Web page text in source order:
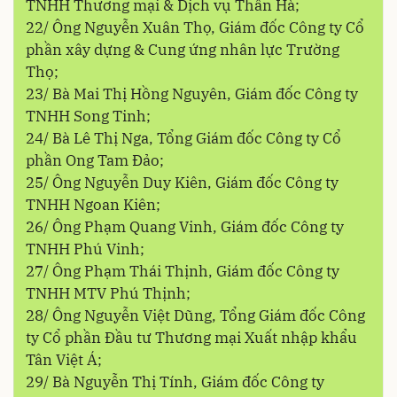
TNHH Thương mại & Dịch vụ Thân Hà;
22/ Ông Nguyễn Xuân Thọ, Giám đốc Công ty Cổ
phần xây dựng & Cung ứng nhân lực Trường
Thọ;
23/ Bà Mai Thị Hồng Nguyên, Giám đốc Công ty
TNHH Song Tinh;
24/ Bà Lê Thị Nga, Tổng Giám đốc Công ty Cổ
phần Ong Tam Đảo;
25/ Ông Nguyễn Duy Kiên, Giám đốc Công ty
TNHH Ngoan Kiên;
26/ Ông Phạm Quang Vinh, Giám đốc Công ty
TNHH Phú Vinh;
27/ Ông Phạm Thái Thịnh, Giám đốc Công ty
TNHH MTV Phú Thịnh;
28/ Ông Nguyễn Việt Dũng, Tổng Giám đốc Công
ty Cổ phần Đầu tư Thương mại Xuất nhập khẩu
Tân Việt Á;
29/ Bà Nguyễn Thị Tính, Giám đốc Công ty